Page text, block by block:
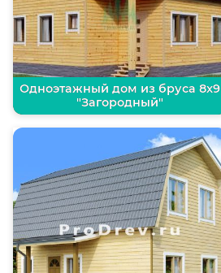
Одноэтажный дом из бруса 8х9
"Загородный"